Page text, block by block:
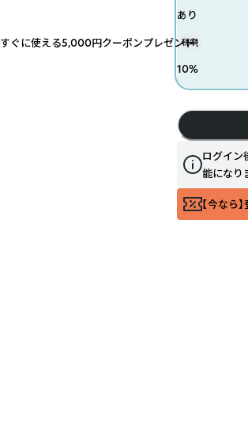
あり
税率
10%
ログイン
能になり
【今なら
すぐに使える5,000円クーポンプレゼント！